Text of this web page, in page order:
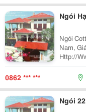
Ngói
Ngói
Nam,
Http://
Công Ty
22 (Đối
Trung
0862 *** ***
Ngói